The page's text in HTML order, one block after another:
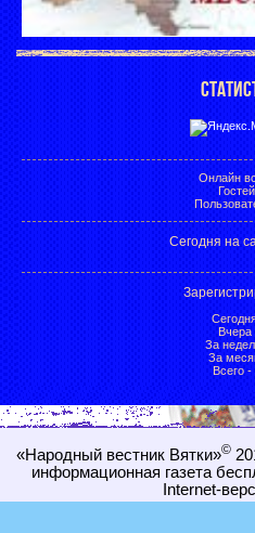
Онлайн
Сегодня на
Вчера
За
За
Всего -
«Народный вестник Вятки»©
информационная газета
Internet-